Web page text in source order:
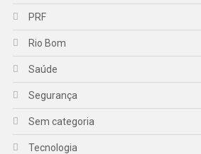
PRF
Rio Bom
Saúde
Segurança
Sem categoria
Tecnologia